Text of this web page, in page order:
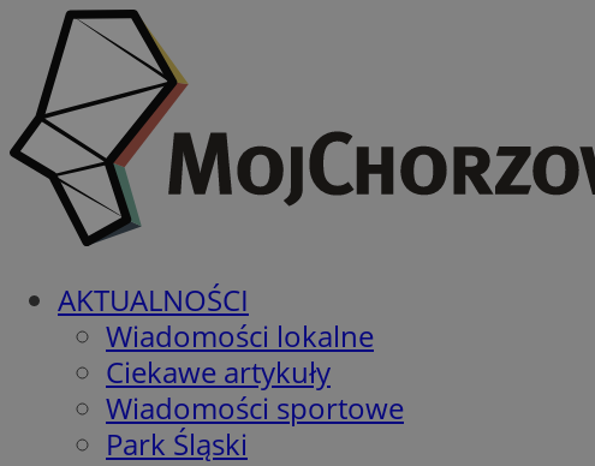
AKTUALNOŚCI
Wiadomości lokalne
Ciekawe artykuły
Wiadomości sportowe
Park Śląski